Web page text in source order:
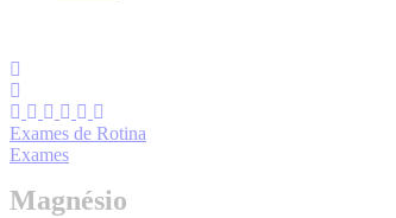
Exames de Rotina
Exames
Magnésio